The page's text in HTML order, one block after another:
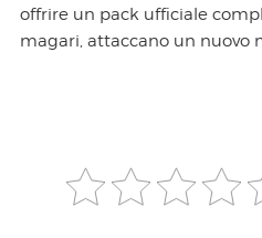
offrire un pack ufficiale
magari, attaccano un nuovo